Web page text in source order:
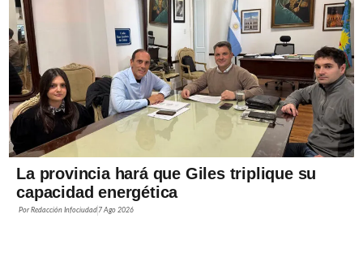
La provincia hará que Giles triplique su
capacidad energética
PorRedacción Infociudad 7 Ago 2026